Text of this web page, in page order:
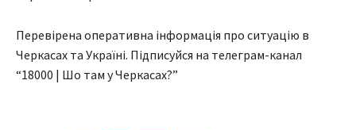
Перевірена оперативна інформація про ситуацію в
Черкасах та Україні. Підписуйся на телеграм-канал
“18000 | Шо там у Черкасах?”